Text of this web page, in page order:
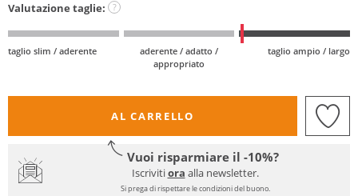
Valutazione taglie: ?
taglio slim / aderente
aderente / adatto /
appropriato
taglio ampio / largo
AL CARRELLO
Vuoi risparmiare il -10%?
Iscrivitiora alla newsletter.
Si prega di rispettare le condizioni del buono.